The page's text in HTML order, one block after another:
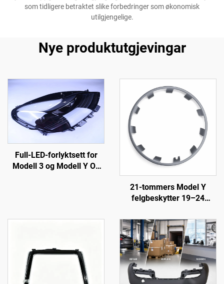
som tidligere betraktet slike forbedringer som økonomisk
utilgjengelige.
Nye produktutgjevingar
Full-LED-forlyktsett for
Modell 3 og Modell Y OE
21-tommers Model Y
felgbeskytter 19–24